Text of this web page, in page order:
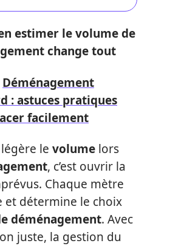
estimer le volume de
change tout
Déménagement
: astuces pratiques
facilement
le volume lors
, c’est ouvrir la
Chaque mètre
et détermine le choix
déménagement. Avec
juste, la gestion du